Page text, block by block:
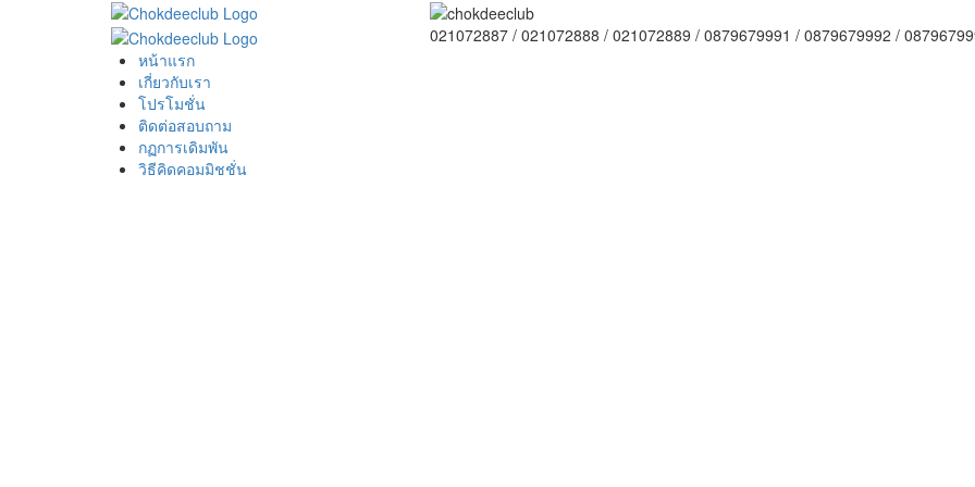
021072887 / 021072888 / 021072889 / 0879679991 / 0879679992 /
หน้าแรก
เกี่ยวกับเรา
โปรโมชั่น
ติดต่อสอบถาม
กฏการเดิมพัน
วิธีคิดคอมมิชชั่น